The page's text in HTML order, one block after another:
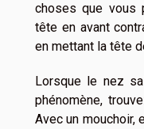
choses que vous
tête en avant
en mettant la tête
Lorsque le nez
phénomène,
Avec un mouchoir,